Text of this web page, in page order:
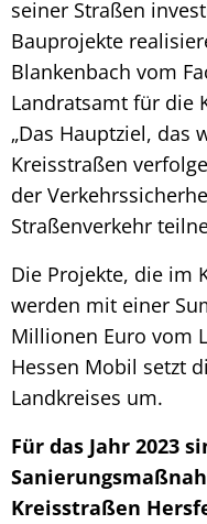
seiner Straßen
Bauprojekte
Blankenbach vom
Landratsamt für die
„Das Hauptziel, das
Kreisstraßen
der
Straßenverkehr
Die Projekte, die im
werden mit einer
Millionen Euro vom
Hessen Mobil setzt
Landkreises um.
Für das Jahr 2023
Kreisstraßen